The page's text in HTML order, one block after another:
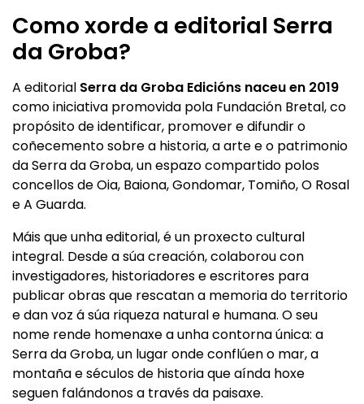
Como xorde a editorial Serra
da Groba?
A editorial Serra da Groba Edicións naceu en 2019
como iniciativa promovida pola Fundación Bretal, co
propósito de identificar, promover e difundir o
coñecemento sobre a historia, a arte e o patrimonio
da Serra da Groba, un espazo compartido polos
concellos de Oia, Baiona, Gondomar, Tomiño, O Rosal
e A Guarda.
Máis que unha editorial, é un proxecto cultural
integral. Desde a súa creación, colaborou con
investigadores, historiadores e escritores para
publicar obras que rescatan a memoria do territorio
e dan voz á súa riqueza natural e humana. O seu
nome rende homenaxe a unha contorna única: a
Serra da Groba, un lugar onde conflúen o mar, a
montaña e séculos de historia que aínda hoxe
seguen falándonos a través da paisaxe.